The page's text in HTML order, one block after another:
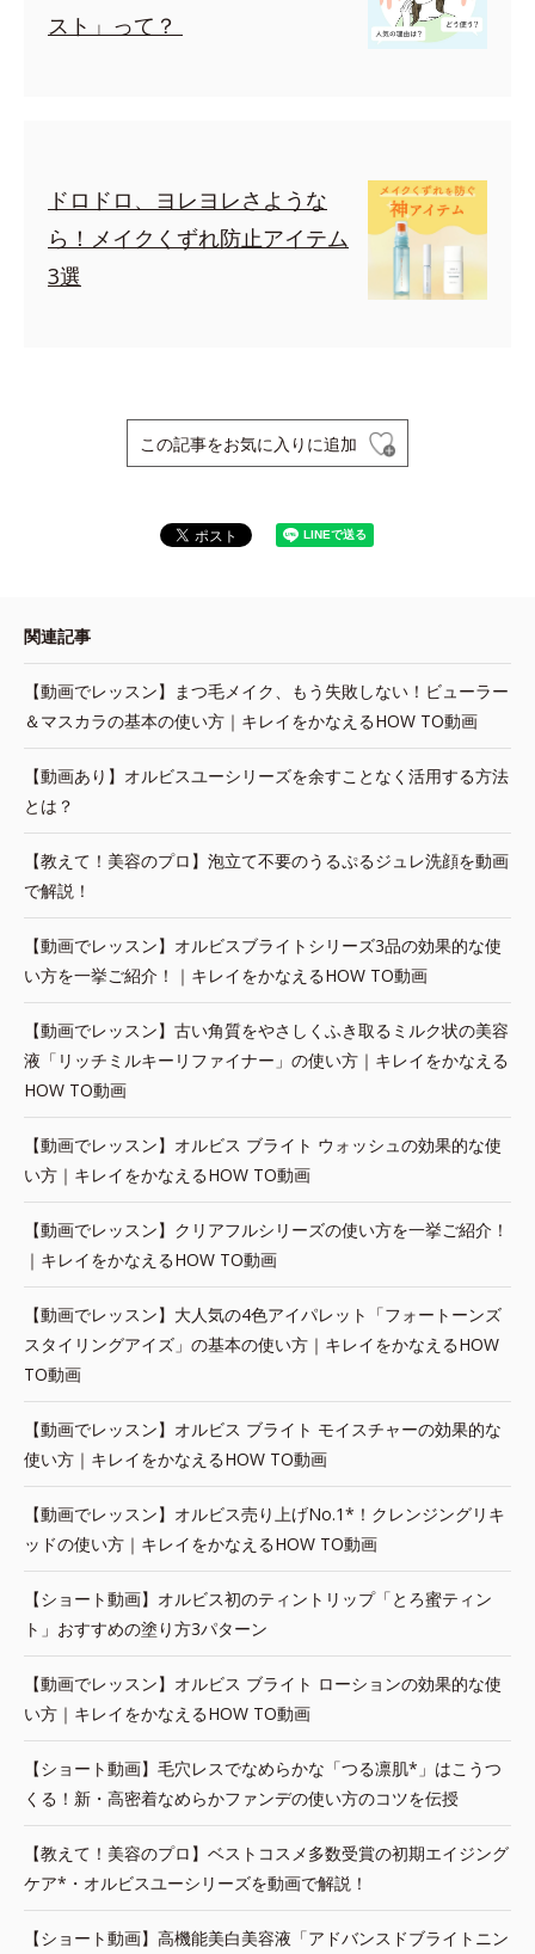
スト」って？
ドロドロ、ヨレヨレさような
ら！メイクくずれ防止アイテム
3選
この記事をお気に入りに追加
関連記事
【動画でレッスン】まつ毛メイク、もう失敗しない！ビューラー
＆マスカラの基本の使い方｜キレイをかなえるHOW TO動画
【動画あり】オルビスユーシリーズを余すことなく活用する方法
とは？
【教えて！美容のプロ】泡立て不要のうるぷるジュレ洗顔を動画
で解説！
【動画でレッスン】オルビスブライトシリーズ3品の効果的な使
い方を一挙ご紹介！｜キレイをかなえるHOW TO動画
【動画でレッスン】古い角質をやさしくふき取るミルク状の美容
液「リッチミルキーリファイナー」の使い方｜キレイをかなえる
HOW TO動画
【動画でレッスン】オルビス ブライト ウォッシュの効果的な使
い方｜キレイをかなえるHOW TO動画
【動画でレッスン】クリアフルシリーズの使い方を一挙ご紹介！
｜キレイをかなえるHOW TO動画
【動画でレッスン】大人気の4色アイパレット「フォートーンズ
スタイリングアイズ」の基本の使い方｜キレイをかなえるHOW
TO動画
【動画でレッスン】オルビス ブライト モイスチャーの効果的な
使い方｜キレイをかなえるHOW TO動画
【動画でレッスン】オルビス売り上げNo.1*！クレンジングリキ
ッドの使い方｜キレイをかなえるHOW TO動画
【ショート動画】オルビス初のティントリップ「とろ蜜ティン
ト」おすすめの塗り方3パターン
【動画でレッスン】オルビス ブライト ローションの効果的な使
い方｜キレイをかなえるHOW TO動画
【ショート動画】毛穴レスでなめらかな「つる凛肌*」はこうつ
くる！新・高密着なめらかファンデの使い方のコツを伝授
【教えて！美容のプロ】ベストコスメ多数受賞の初期エイジング
ケア*・オルビスユーシリーズを動画で解説！
【ショート動画】高機能美白美容液「アドバンスドブライトニン